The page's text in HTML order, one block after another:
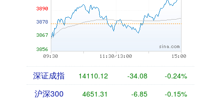
深证成指 14110.12 -34.08 -0.24%
沪深300 4651.31 -6.85 -0.15%